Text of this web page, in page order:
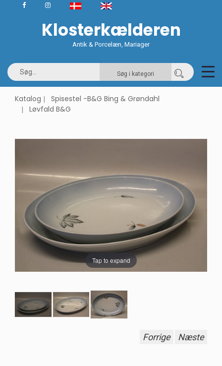
Klosterkælderen
Antik & Porcelæn, Mariager
Søg i kategori
Katalog
Spisestel -B&G Bing & Grøndahl
Løvfald B&G
Tap to expand
Forrige Næste